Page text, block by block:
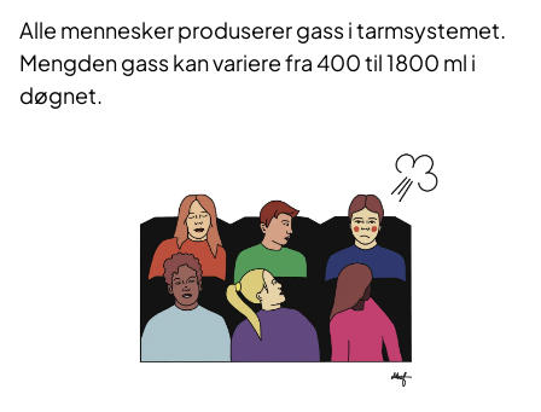
Alle mennesker produserer gass i tarmsystemet.
Mengden gass kan variere fra 400 til 1800 ml i
døgnet.